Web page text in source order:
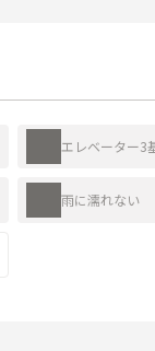
エレベーター3
雨に濡れない